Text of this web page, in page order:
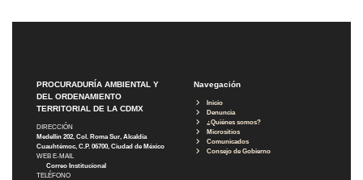
PROCURADURÍA AMBIENTAL Y
DEL ORDENAMIENTO
TERRITORIAL DE LA CDMX
DIRECCIÓN
Medellín 202, Col. Roma Sur, Alcaldía
Cuauhtémoc, C.P. 06700, Ciudad de México
WEB E-MAIL
Correo Institucional
TELÉFONO
Navegación
Inicio
Denuncia
¿Quiénes somos?
Micrositios
Comunicados
Consejo de Gobierno